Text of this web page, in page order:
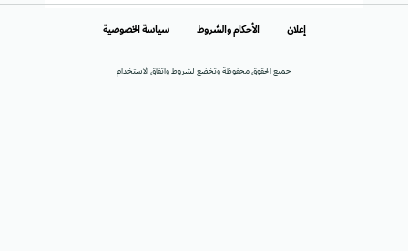
جميع الحقوق محفوظة وتخضع لشروط واتفاق الاستخدام
إعلان الأحكام والشروط سياسة الخصوصية